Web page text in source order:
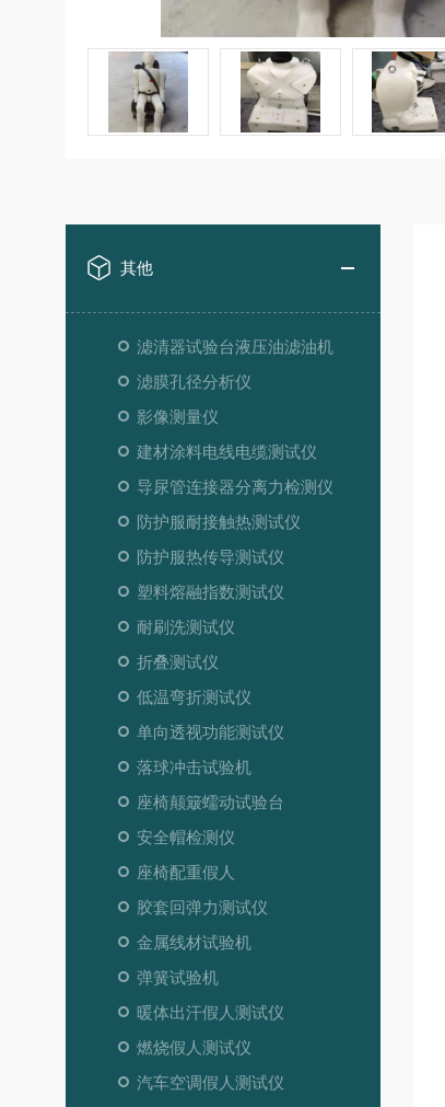
其他
滤清器试验台液压油滤油机
滤膜孔径分析仪
影像测量仪
建材涂料电线电缆测试仪
导尿管连接器分离力检测仪
防护服耐接触热测试仪
防护服热传导测试仪
塑料熔融指数测试仪
耐刷洗测试仪
折叠测试仪
低温弯折测试仪
单向透视功能测试仪
落球冲击试验机
座椅颠簸蠕动试验台
安全帽检测仪
座椅配重假人
胶套回弹力测试仪
金属线材试验机
弹簧试验机
暖体出汗假人测试仪
燃烧假人测试仪
汽车空调假人测试仪